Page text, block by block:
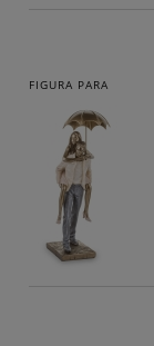
FIGURA PARA